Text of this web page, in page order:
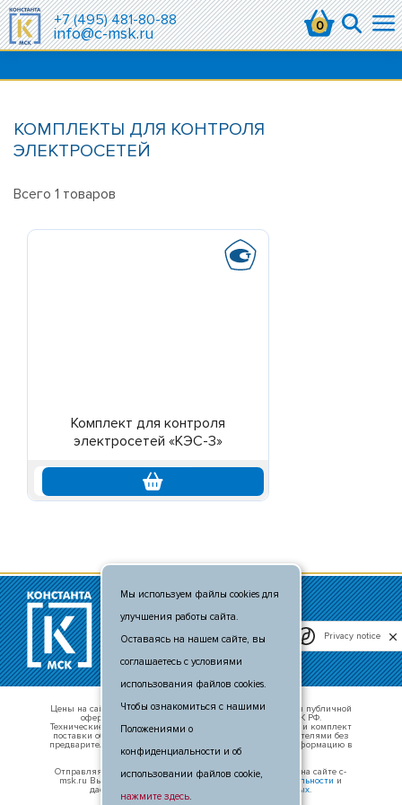
0
+7 (495) 481-80-88
info@c-msk.ru
КОМПЛЕКТЫ ДЛЯ КОНТРОЛЯ
ЭЛЕКТРОСЕТЕЙ
Всего 1 товаров
Комплект для контроля
электросетей «КЭС-3»
© 2011 - 2026
+7 (495) 481-80-88
info@c-msk.ru
Карта сайта
Цены на сайте носят справочный характер и не являются публичной
офертой, определяемой положениями п. 2 ст. 437 ГК РФ.
Технические характеристики оборудования, внешний вид и комплект
поставки оборудования могут быть изменены производителями без
предварительного уведомления. Уточняте актуальную информацию в
отделе продаж.
Отправляя свои данные в любой форме обратной связи на сайте c-
msk.ru Вы принимаете условияполитики конфиденциальности и
даёте согласие на обработку персональных данных.
Мы используем файлы cookies для
улучшения работы сайта.
Оставаясь на нашем сайте, вы
соглашаетесь с условиями
использования файлов cookies.
Чтобы ознакомиться с нашими
Положениями о
конфиденциальности и об
использовании файлов cookie,
нажмите здесь.
Privacy notice